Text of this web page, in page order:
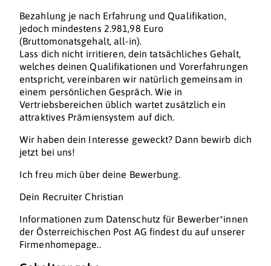
Bezahlung je nach Erfahrung und Qualifikation,
jedoch mindestens 2.981,98 Euro
(Bruttomonatsgehalt, all-in).
Lass dich nicht irritieren, dein tatsächliches Gehalt,
welches deinen Qualifikationen und Vorerfahrungen
entspricht, vereinbaren wir natürlich gemeinsam in
einem persönlichen Gespräch. Wie in
Vertriebsbereichen üblich wartet zusätzlich ein
attraktives Prämiensystem auf dich.
Wir haben dein Interesse geweckt? Dann bewirb dich
jetzt bei uns!
Ich freu mich über deine Bewerbung.
Dein Recruiter Christian
Informationen zum Datenschutz für Bewerber*innen
der Österreichischen Post AG findest du auf unserer
Firmenhomepage..